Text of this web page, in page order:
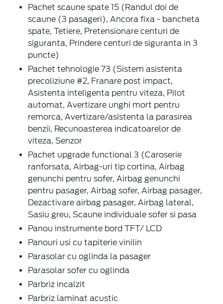
Pachet scaune spate 15 (Randul doi de
scaune (3 pasageri), Ancora fixa - bancheta
spate, Tetiere, Pretensionare centuri de
siguranta, Prindere centuri de siguranta in 3
puncte)
Pachet tehnologie 73 (Sistem asistenta
precoliziune #2, Franare post impact,
Asistenta inteligenta pentru viteza, Pilot
automat, Avertizare unghi mort pentru
remorca, Avertizare/asistenta la parasirea
benzii, Recunoasterea indicatoarelor de
viteza, Senzor
Pachet upgrade functional 3 (Caroserie
ranforsata, Airbag-uri tip cortina, Airbag
genunchi pentru sofer, Airbag genunchi
pentru pasager, Airbag sofer, Airbag pasager,
Dezactivare airbag pasager, Airbag lateral,
Sasiu greu, Scaune individuale sofer si pasa
Panou instrumente bord TFT/ LCD
Panouri usi cu tapiterie vinilin
Parasolar cu oglinda la pasager
Parasolar sofer cu oglinda
Parbriz incalzit
Parbriz laminat acustic